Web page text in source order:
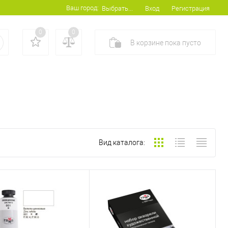
Ваш город: Выбрать... Вход Регистрация
0 0
В корзине пока пусто
Вид каталога: